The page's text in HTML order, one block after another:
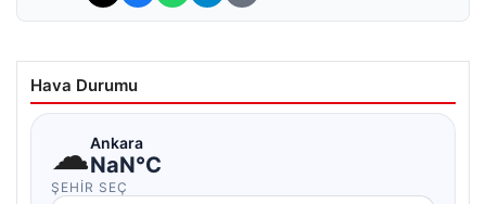
Hava Durumu
☁Ankara
NaN°C
ŞEHIR SEÇ